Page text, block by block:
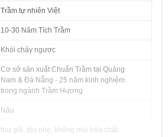
Trầm tự nhiên Việt
10-30 Năm Tích Trầm
Khói chảy ngược
Cơ sở sản xuất Chuẩn Trầm tại Quảng
Nam & Đà Nẵng - 25 năm kinh nghiệm
trong ngành Trầm Hương
Nâu
thư giã, dịu nhẹ, không mùi hóa chất